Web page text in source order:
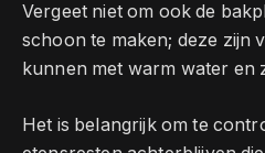
Vergeet niet om ook de
schoon te maken; deze zijn
kunnen met warm water en
Het is belangrijk om te